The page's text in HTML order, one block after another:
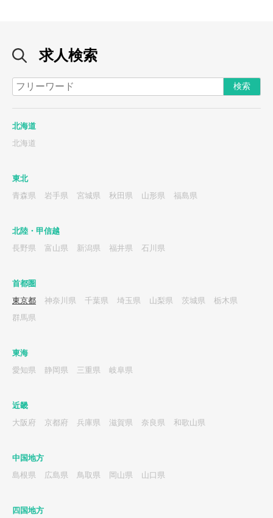
求人検索
北海道
北海道
東北
青森県
岩手県 宮城県 秋田県 山形県 福島県
北陸・甲信越
長野県
富山県 新潟県 福井県 石川県
首都圏
東京都
神奈川県 千葉県 埼玉県 山梨県 茨城県
栃木県
群馬県
東海
愛知県
静岡県 三重県 岐阜県
近畿
大阪府
京都府 兵庫県 滋賀県 奈良県 和歌山県
中国地方
島根県
広島県 鳥取県 岡山県 山口県
四国地方